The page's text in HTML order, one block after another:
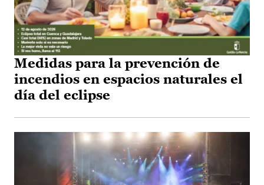
Medidas para la prevención de
incendios en espacios naturales el
día del eclipse